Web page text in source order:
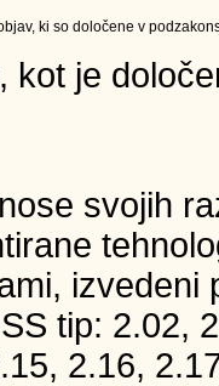
ki so določene v
kot je
svojih
izvedeni
tip: 2.02,
2.16,